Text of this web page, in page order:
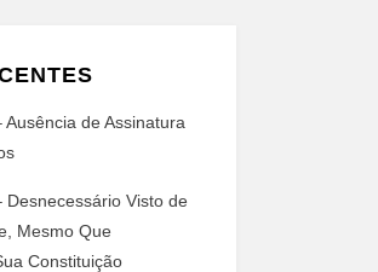
Ausência de Assinatura
Desnecessário Visto de
Mesmo Que
Constituição